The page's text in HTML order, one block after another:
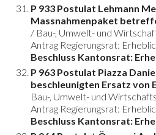
P 933 Postulat Lehmann
Massnahmenpaket
/ Bau-, Umwelt- und
Antrag Regierungsrat:
Beschluss Kantonsrat:
P 963 Postulat Piazza
beschleunigten Ersatz von
Bau-, Umwelt- und
Antrag Regierungsrat:
Beschluss Kantonsrat: